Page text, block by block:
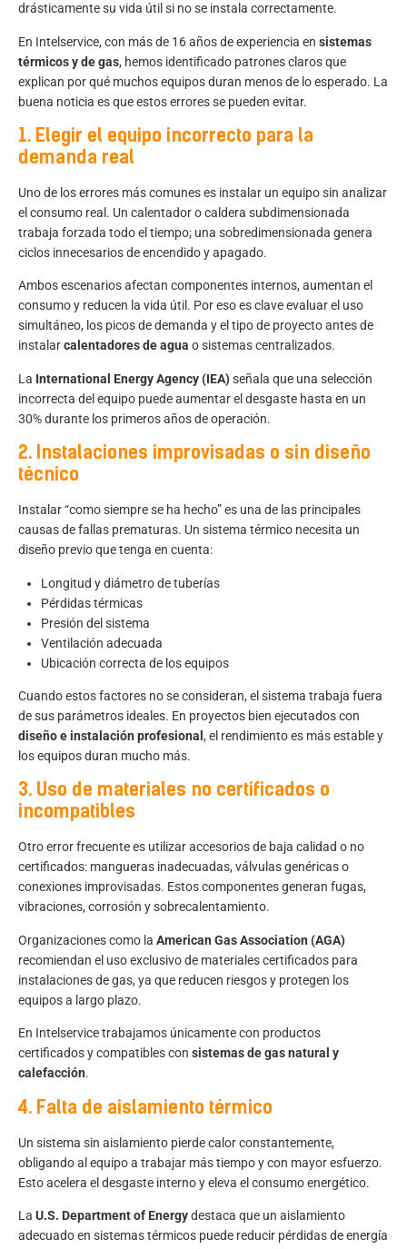
drásticamente su vida útil si no se instala correctamente.
En Intelservice, con más de 16 años de experiencia en sistemas
térmicos y de gas, hemos identificado patrones claros que
explican por qué muchos equipos duran menos de lo esperado. La
buena noticia es que estos errores se pueden evitar.
1. Elegir el equipo incorrecto para la
demanda real
Uno de los errores más comunes es instalar un equipo sin analizar
el consumo real. Un calentador o caldera subdimensionada
trabaja forzada todo el tiempo; una sobredimensionada genera
ciclos innecesarios de encendido y apagado.
Ambos escenarios afectan componentes internos, aumentan el
consumo y reducen la vida útil. Por eso es clave evaluar el uso
simultáneo, los picos de demanda y el tipo de proyecto antes de
instalarcalentadores de agua o sistemas centralizados.
La International Energy Agency(IEA)señala que una selección
incorrecta del equipo puede aumentar el desgaste hasta en un
30% durante los primeros años de operación.
2. Instalaciones improvisadas o sin diseño
técnico
Instalar “como siempre se ha hecho” es una de las principales
causas de fallas prematuras. Un sistema térmico necesita un
diseño previo que tenga en cuenta:
Longitud y diámetro de tuberías
Pérdidas térmicas
Presión del sistema
Ventilación adecuada
Ubicación correcta de los equipos
Cuando estos factores no se consideran, el sistema trabaja fuera
de sus parámetros ideales. En proyectos bien ejecutados con
diseño e instalación profesional , el rendimiento es más estable y
los equipos duran mucho más.
3. Uso de materiales no certificados o
incompatibles
Otro error frecuente es utilizar accesorios de baja calidad o no
certificados: mangueras inadecuadas, válvulas genéricas o
conexiones improvisadas. Estos componentes generan fugas,
vibraciones, corrosión y sobrecalentamiento.
Organizaciones como la American Gas Association (AGA)
recomiendan el uso exclusivo de materiales certificados para
instalaciones de gas, ya que reducen riesgos y protegen los
equipos a largo plazo.
En Intelservice trabajamos únicamente con productos
certificados y compatibles con sistemas de gas natural y
calefacción.
4. Falta de aislamiento térmico
Un sistema sin aislamiento pierde calor constantemente,
obligando al equipo a trabajar más tiempo y con mayor esfuerzo.
Esto acelera el desgaste interno y eleva el consumo energético.
La U.S. Department of Energydestaca que un aislamiento
adecuado en sistemas térmicos puede reducir pérdidas de energía